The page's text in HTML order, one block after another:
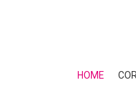
HOME